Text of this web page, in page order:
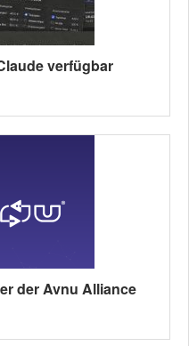
verfügbar
der Avnu Alliance